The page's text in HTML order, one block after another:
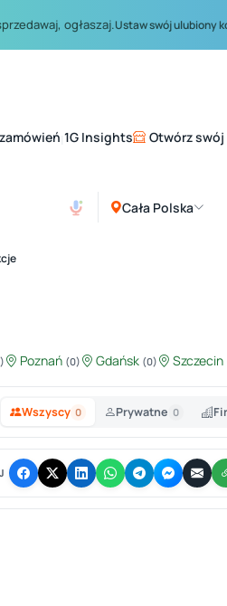
ogłaszaj.Ustaw swój ulubiony
1G Insights Otwórz swój
Cała Polska
Poznań (0) Gdańsk (0) Szczecin
Wszyscy 0 Prywatne 0